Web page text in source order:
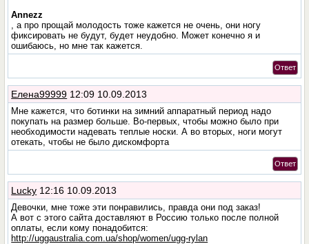
Annezz
, а про прощай молодость тоже кажется не очень, они ногу
фиксировать не будут, будет неудобно. Может конечно я и
ошибаюсь, но мне так кажется.
Ответ
Елена99999 12:09 10.09.2013
Мне кажется, что ботинки на зимний аппаратный период надо
покупать на размер больше. Во-первых, чтобы можно было при
необходимости надевать теплые носки. А во вторых, ноги могут
отекать, чтобы не было дискомфорта
Ответ
Lucky 12:16 10.09.2013
Девочки, мне тоже эти понравились, правда они под заказ!
А вот с этого сайта доставляют в Россию только после полной
оплаты, если кому понадобится:
http://uggaustralia.com.ua/shop/women/ugg-rylan